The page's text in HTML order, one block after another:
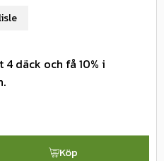
däck och få 10% i
Köp